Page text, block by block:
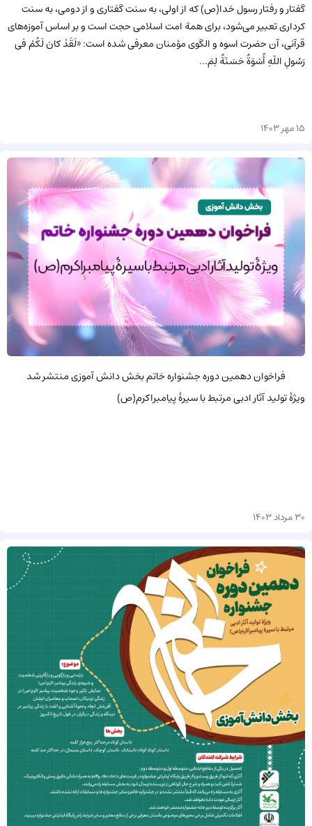
گفتار و رفتار رسول خدا(ص) که از اولی، به سنت گفتاری و از دومی، به سنت
کرداری تعبیر می‌شود، برای همة امت اسلامی حجت است و بر اساس آموزه‌های
قرآنی، آن حضرت اسوه و الگوی مؤمنان معرفی شده‌ است: «لَقَدْ کانَ لَکُمْ فی
رَسُولِ اللّهِ أُسْوَةٌ حَسَنَةٌ لِمَ...
15 مهر 1403
فراخوان دهمین دوره جشنواره خاتم بخش دانش آموزی منتشر شد
ویژۀ تولید آثار ادبی مرتبط با سیرۀ پیامبراکرم(ص)
30 مرداد 1403